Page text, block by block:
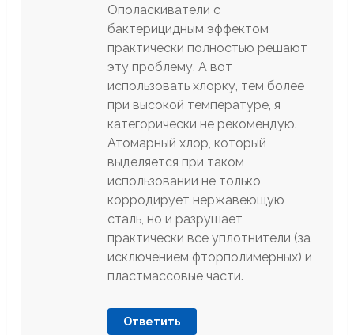
Ополаскиватели с
бактерицидным эффектом
практически полностью решают
эту проблему. А вот
использовать хлорку, тем более
при высокой температуре, я
категорически не рекомендую.
Атомарный хлор, который
выделяется при таком
использовании не только
корродирует нержавеющую
сталь, но и разрушает
практически все уплотнители (за
исключением фторполимерных) и
пластмассовые части.
Ответить